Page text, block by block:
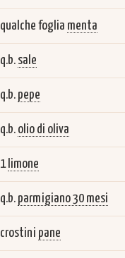
qualche foglia menta
q.b. sale
q.b. pepe
q.b. olio di oliva
1 limone
q.b. parmigiano 30 mesi
crostini pane